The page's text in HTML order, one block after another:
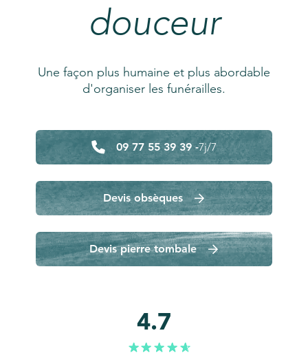
douceur
Une façon plus humaine et plus abordable
d'organiser les funérailles.
09 77 55 39 39 -7j/7
Devis obsèques
Devis pierre tombale
4.7